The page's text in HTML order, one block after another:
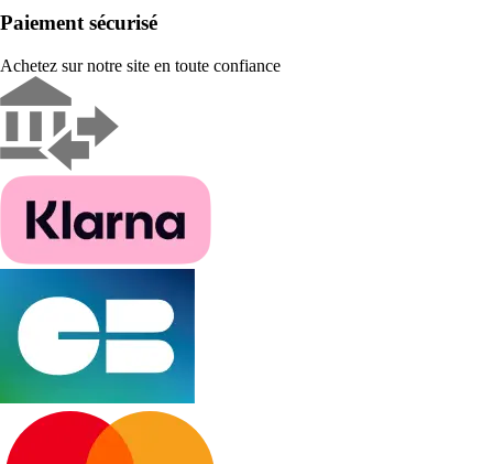
Paiement sécurisé
Achetez sur notre site en toute confiance